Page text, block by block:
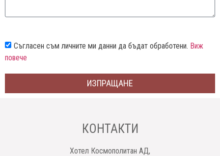
Съгласен съм личните ми данни да бъдат обработени. Виж
повече
ИЗПРАЩАНЕ
КОНТАКТИ
Хотел Космополитан АД,